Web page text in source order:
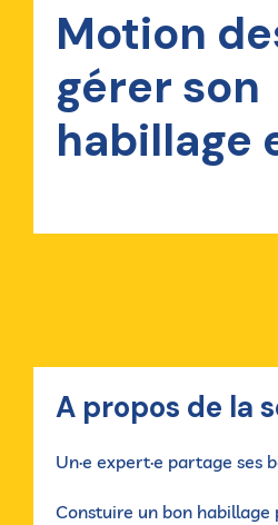
Motion
gérer son
habillage
A propos de la
Un·e expert·e partage ses
Constuire un bon habillage